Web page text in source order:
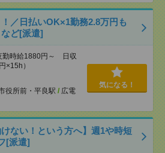
／日払いOK×1勤務2.8万円も
ど[派遣]
時給1880円～ 日収
×15h）
役所前・平良駅 / 広電
気になる！
けない！という方へ】週1や時短
[派遣]